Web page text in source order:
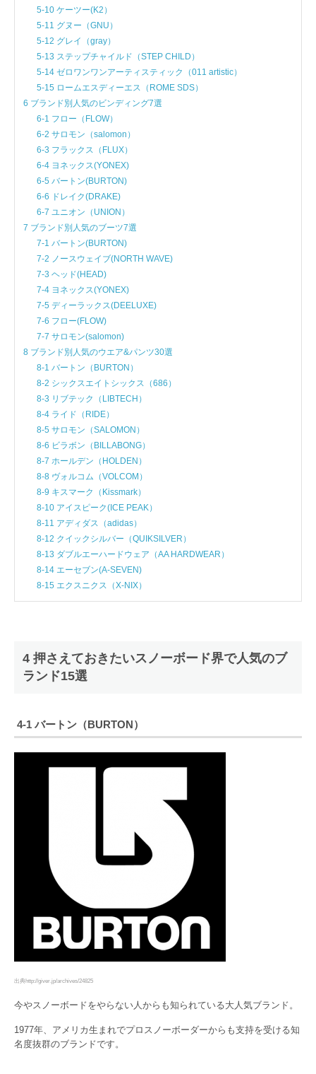
5-10 ケーツー(K2）
5-11 グヌー（GNU）
5-12 グレイ（gray）
5-13 ステップチャイルド（STEP CHILD）
5-14 ゼロワンワンアーティスティック（011 artistic）
5-15 ロームエスディーエス（ROME SDS）
6 ブランド別人気のビンディング7選
6-1 フロー（FLOW）
6-2 サロモン（salomon）
6-3 フラックス（FLUX）
6-4 ヨネックス(YONEX)
6-5 バートン(BURTON)
6-6 ドレイク(DRAKE)
6-7 ユニオン（UNION）
7 ブランド別人気のブーツ7選
7-1 バートン(BURTON)
7-2 ノースウェイブ(NORTH WAVE)
7-3 ヘッド(HEAD)
7-4 ヨネックス(YONEX)
7-5 ディーラックス(DEELUXE)
7-6 フロー(FLOW)
7-7 サロモン(salomon)
8 ブランド別人気のウエア&パンツ30選
8-1 バートン（BURTON）
8-2 シックスエイトシックス（686）
8-3 リブテック（LIBTECH）
8-4 ライド（RIDE）
8-5 サロモン（SALOMON）
8-6 ビラボン（BILLABONG）
8-7 ホールデン（HOLDEN）
8-8 ヴォルコム（VOLCOM）
8-9 キスマーク（Kissmark）
8-10 アイスピーク(ICE PEAK）
8-11 アディダス（adidas）
8-12 クイックシルバー（QUIKSILVER）
8-13 ダブルエーハードウェア（AA HARDWEAR）
8-14 エーセブン(A-SEVEN)
8-15 エクスニクス（X-NIX）
4 押さえておきたいスノーボード界で人気のブ
ランド15選
4-1 バートン（BURTON）
出典http://giver.jp/archives/24825
今やスノーボードをやらない人からも知られている大人気ブランド。
1977年、アメリカ生まれでプロスノーボーダーからも支持を受ける知
名度抜群のブランドです。